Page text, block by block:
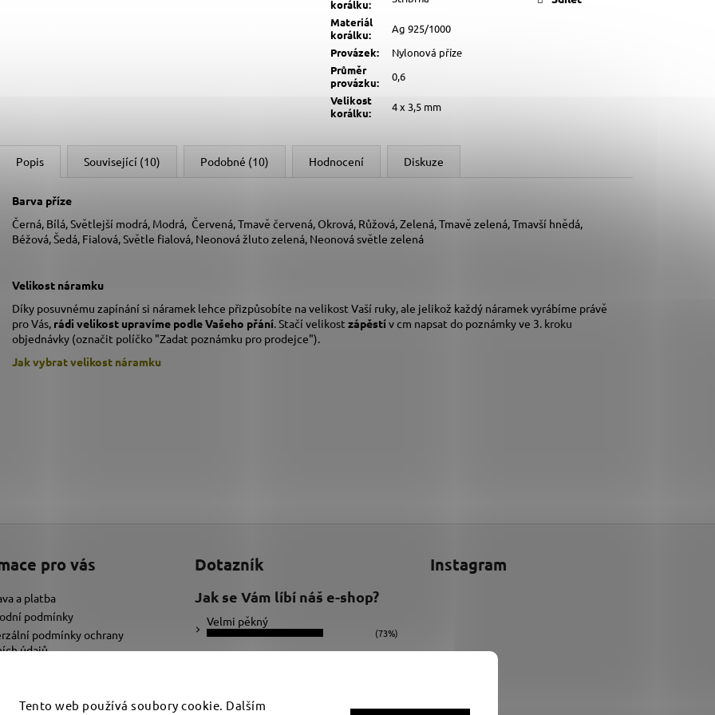
Tento web používá soubory cookie. Dalším
korálku:
Materiál
korálku:
Ag 925/1000
Provázek:
Nylonová příze
Průměr
provázku:
0,6
Velikost
korálku: 4 x 3,5 mm
Popis Související (10) Podobné (10) Hodnocení Diskuze
Barva příze
Černá, Bílá, Světlejší modrá, Modrá, Červená, Tmavě červená, Okrová, Růžová, Zelená, Tmavě zelená, Tmavší hnědá,
Béžová, Šedá, Fialová, Světle fialová, Neonová žluto zelená, Neonová světle zelená
Velikost náramku
Díky posuvnému zapínání si náramek lehce přizpůsobíte na velikost Vaší ruky, ale jelikož každý náramek vyrábíme právě
pro Vás, rádi velikost upravíme podle Vašeho přání . Stačí velikost zápěstív cm napsat do poznámky ve 3. kroku
objednávky (označit políčko "Zadat poznámku pro prodejce").
Jak vybrat velikost náramku
pro vás
a platba
podmínky
podmínky ochrany
údajů
text pro náramek
Dotazník
Jak se Vám líbí náš e-shop?
Velmi pěkný
(73%)
Ujde to
Instagram